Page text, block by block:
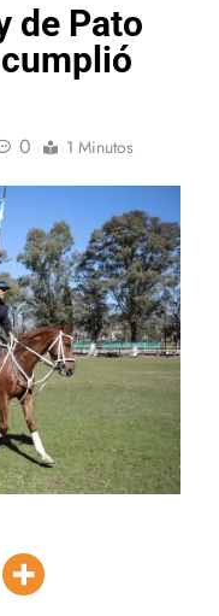
de Pato
cumplió
0 1 Minutos